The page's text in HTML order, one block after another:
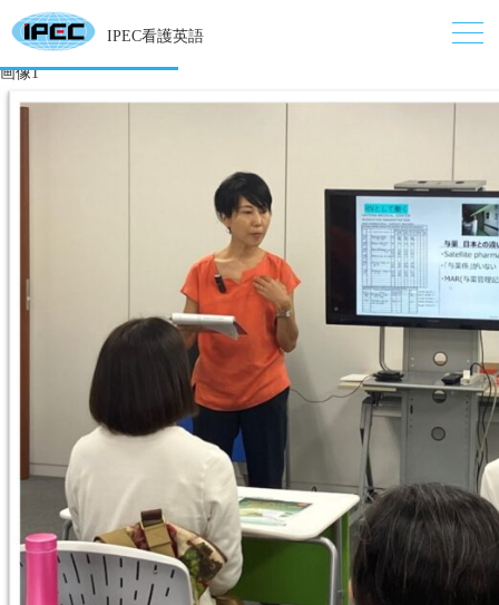
IPEC看護英語
画像1